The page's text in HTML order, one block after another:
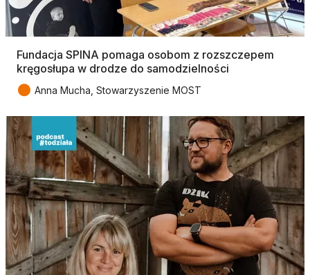
Fundacja SPINA pomaga osobom z rozszczepem
kręgosłupa w drodze do samodzielności
● Anna Mucha, Stowarzyszenie MOST